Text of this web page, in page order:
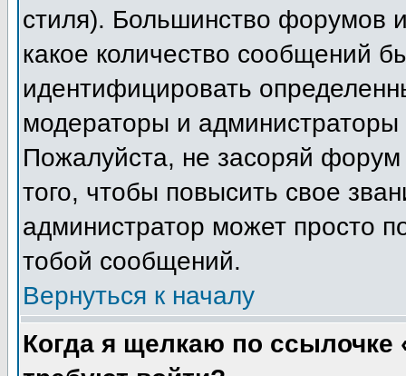
стиля). Большинство форумов
какое количество сообщений
идентифицировать
модераторы и
Пожалуйста, не засоряй
того, чтобы повысить свое
администратор может просто
тобой сообщений.
Вернуться к началу
Когда я щелкаю по ссылочке